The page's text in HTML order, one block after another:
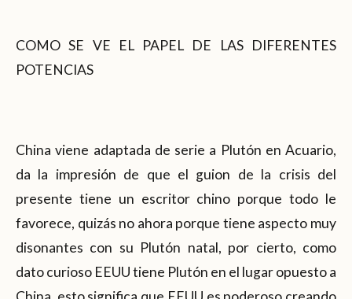
COMO SE VE EL PAPEL DE LAS DIFERENTES
POTENCIAS
China viene adaptada de serie a Plutón en Acuario,
da la impresión de que el guion de la crisis del
presente tiene un escritor chino porque todo le
favorece, quizás no ahora porque tiene aspecto muy
disonantes con su Plutón natal, por cierto, como
dato curioso EEUU tiene Plutón en el lugar opuesto a